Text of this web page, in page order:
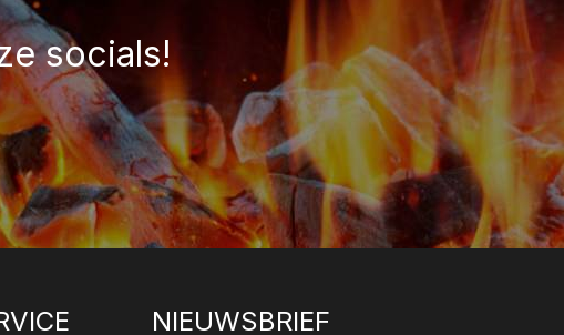
socials!
NIEUWSBRIEF